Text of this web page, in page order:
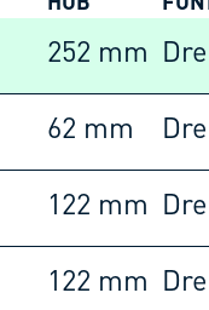
252 mm
62 mm
122 mm
122 mm